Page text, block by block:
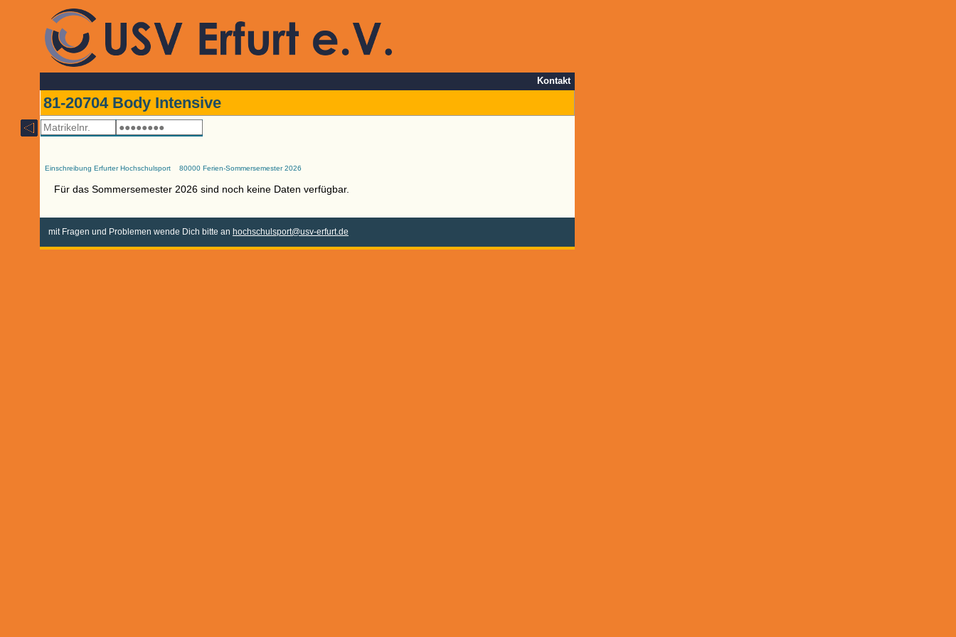
Kontakt
81-20704 Body Intensive
Einschreibung Erfurter Hochschulsport 80000 Ferien-Sommersemester 2026
Für das Sommersemester 2026 sind noch keine Daten verfügbar.
mit Fragen und Problemen wende Dich bitte an hochschulsport@usv-erfurt.de